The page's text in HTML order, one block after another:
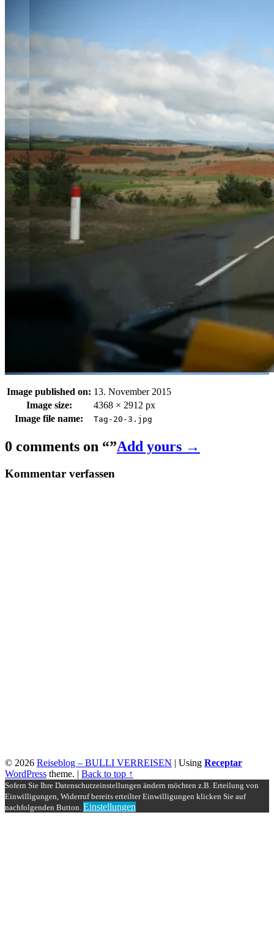
Image published on: 13. November 2015
Image size:
4368 × 2912 px
Image file name:
Tag-20-3.jpg
0 comments on “”Add yours →
Kommentar verfassen
© 2026 Reiseblog – BULLI VERREISEN | Using Receptar
WordPress theme. | Back to top ↑
Sofern Sie Ihre Datenschutzeinstellungen ändern möchten z.B. Erteilung von
Einwilligungen, Widerruf bereits erteilter Einwilligungen klicken Sie auf
nachfolgenden Button. Einstellungen